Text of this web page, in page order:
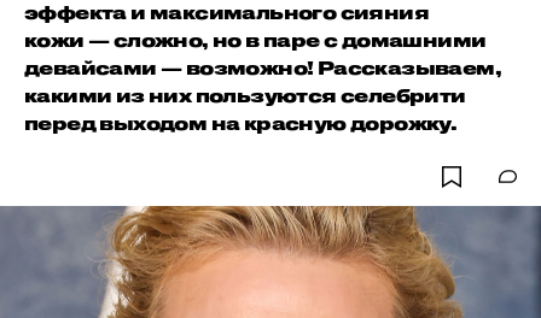
эффекта и максимального сияния
кожи — сложно, но в паре с домашними
девайсами — возможно! Рассказываем,
какими из них пользуются селебрити
перед выходом на красную дорожку.